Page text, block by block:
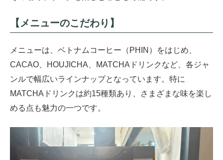
【メニューのこだわり】
メニューは、ベトナムコーヒー（PHIN）をはじめ、
CACAO、HOUJICHA、MATCHAドリンクなど、各ジャ
ンルで幅広いラインナップとなっています。特に
MATCHAドリンクは約15種類あり、さまざまな味を楽し
める点も魅力の一つです。